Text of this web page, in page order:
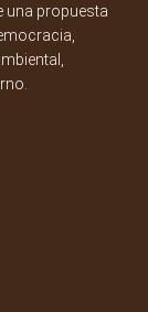
una propuesta